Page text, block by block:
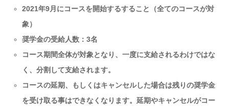
2021年9月にコースを開始するすること（全てのコースが対
象）
奨学金の受給人数：3名
コース期間全体が対象となり、一度に支給されるわけではな
く、分割して支給されます。
コースの延期、もしくはキャンセルした場合は残りの奨学金
を受け取る事はできなくなります。延期やキャンセルがコー